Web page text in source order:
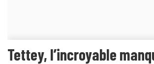
Tettey, l’incroyable